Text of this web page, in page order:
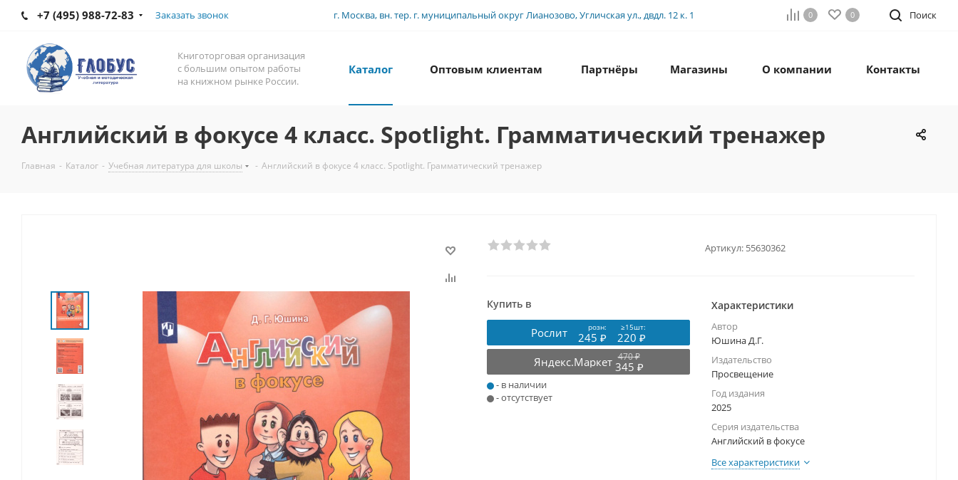
+7 (495) 988-72-83 Заказать звонок г. Москва, вн. тер. г. муниципальный округ Лианозово, Угличская ул., двдл. 12 к. 1 Поиск
0 0
Книготорговая организация
с большим опытом работы
на книжном рынке России.
Каталог Оптовым клиентам Партнёры Магазины О компании Контакты
Английский в фокусе 4 класс. Spotlight. Грамматический тренажер
Главная - Каталог - Учебная литература для школы - Английский в фокусе 4 класс. Spotlight. Грамматический тренажер
Артикул: 55630362
Купить в
Рослит розн: ≥15шт:
245 ₽
220 ₽
Яндекс.Маркет 470 ₽
345 ₽
- в наличии
- отсутствует
Характеристики
Автор
Юшина Д.Г.
Издательство
Просвещение
Год издания
2025
Серия издательства
Английский в фокусе
Все характеристики